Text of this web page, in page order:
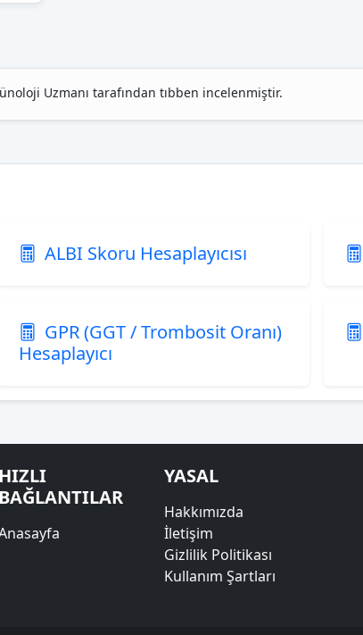
Uzmanı tarafından tıbben incelenmiştir.
ALBI Skoru Hesaplayıcısı
GPR (GGT / Trombosit Oranı)
Hesaplayıcı
HIZLI
BAĞLANTILAR
YASAL
Hakkımızda
İletişim
Gizlilik Politikası
Kullanım Şartları